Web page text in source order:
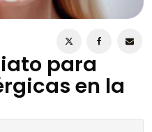
para
en la